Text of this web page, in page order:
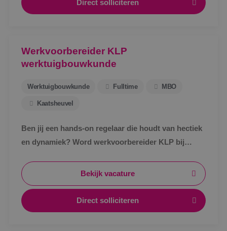
Direct solliciteren
Werkvoorbereider KLP
werktuigbouwkunde
Werktuigbouwkunde Fulltime MBO
Kaatsheuvel
Ben jij een hands-on regelaar die houdt van hectiek
en dynamiek? Word werkvoorbereider KLP bij
Bekijk vacature
Direct solliciteren